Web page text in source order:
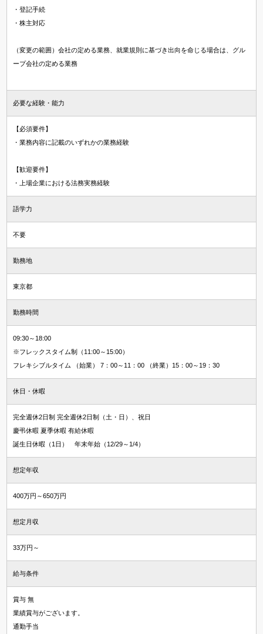
・登記手続
・株主対応
（変更の範囲）会社の定める業務、就業規則に基づき出向を命じる場合は、グル
ープ会社の定める業務
必要な経験・能力
【必須要件】
・業務内容に記載のいずれかの業務経験
【歓迎要件】
・上場企業における法務実務経験
語学力
不要
勤務地
東京都
勤務時間
09:30～18:00
※フレックスタイム制（11:00～15:00）
フレキシブルタイム （始業） 7：00～11：00 （終業）15：00～19：30
休日・休暇
完全週休2日制 完全週休2日制（土・日）、祝日
慶弔休暇 夏季休暇 有給休暇
誕生日休暇（1日） 年末年始（12/29～1/4）
想定年収
400万円～650万円
想定月収
33万円～
給与条件
賞与 無
業績賞与がございます。
通勤手当